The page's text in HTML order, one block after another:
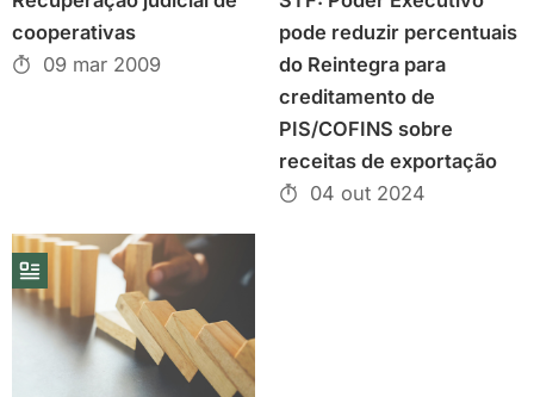
cooperativas
09 mar 2009
pode reduzir percentuais
do Reintegra para
creditamento de
PIS/COFINS sobre
receitas de exportação
04 out 2024